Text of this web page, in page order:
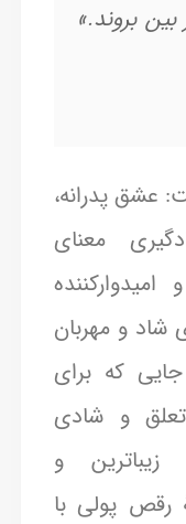
بروند.»
عشق پدرانه،
معنای
و مهربان
که برای
و شادی
و
رقص پولی با